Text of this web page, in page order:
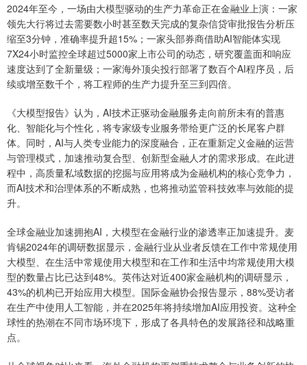
2024年至今，一场由大模型驱动的生产力革命正在金融业上演：一家
领先大行将过去需要数小时甚至数天完成的复杂信贷审批报告分析压
缩至3分钟，准确率提升超15%；一家头部券商借助AI智能体实现
7X24小时监控全球超过5000家上市公司的动态，研究覆盖面和响应
速度达到了全新量级；一家海外顶尖投行部署了数百个AI程序员，后
续或增至数千个，将工程师的生产力提升至三到四倍。
《大模型报告》认为，AI技术正驱动金融服务走向前所未有的普惠
化、智能化与个性化，将专家级专业服务带给更广泛的长尾客户群
体。同时，AI与人类专业能力的深度融合，正在重新定义金融的运营
与管理模式，加速推动复合型、创新型金融人才的需求形成。在此进
程中，高质量私域数据的挖掘与应用将成为金融机构的核心竞争力，
而AI技术和治理体系的不断成熟，也将推动监管科技效率与效能的提
升。
全球金融业加速拥抱AI，大模型在金融行业的渗透率正加速提升。麦
肯锡2024年的调研数据显示，金融行业从业者反馈在工作中常规使用
大模型、在生活中常规使用大模型和在工作和生活中均常规使用大模
型的数量占比已达到48%。英伟达对近400家金融机构的调研显示，
43%的机构已开始应用大模型。国际金融协会报告显示，88%受访者
在生产中使用人工智能，并在2025年将持续增加AI应用投资。这种全
球性的热潮在不同市场环境下，形成了各具特色的发展路径和战略重
点。